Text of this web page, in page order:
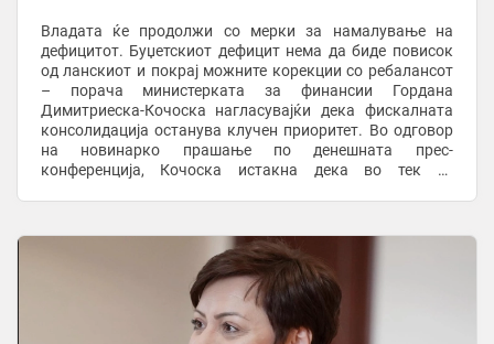
Владата ќе продолжи со мерки за намалување на
дефицитот. Буџетскиот дефицит нема да биде повисок
од ланскиот и покрај можните корекции со ребалансот
– порача министерката за финансии Гордана
Димитриеска-Кочоска нагласувајќи дека фискалната
консолидација останува клучен приоритет. Во одговор
на новинарко прашање по денешната прес-
конференција, Кочоска истакна дека во тек се